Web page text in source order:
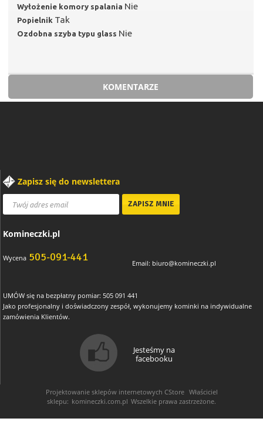
Wyłożenie komory spalania Nie
Popielnik Tak
Ozdobna szyba typu glass Nie
KOMENTARZE
Zapisz się do newslettera
Komineczki.pl
Wycena 505-091-441 Email: biuro@komineczki.pl
UMÓW się na bezpłatny pomiar: 505 091 441
Jako profesjonalny i doświadczony zespół, wykonujemy kominki na indywidualne
zamówienia Klientów.
Jesteśmy na
facebooku
Projektowanie sklepów internetowych CStore Właściciel
sklepu: komineczki.com.pl Wszelkie prawa zastrzeżone.